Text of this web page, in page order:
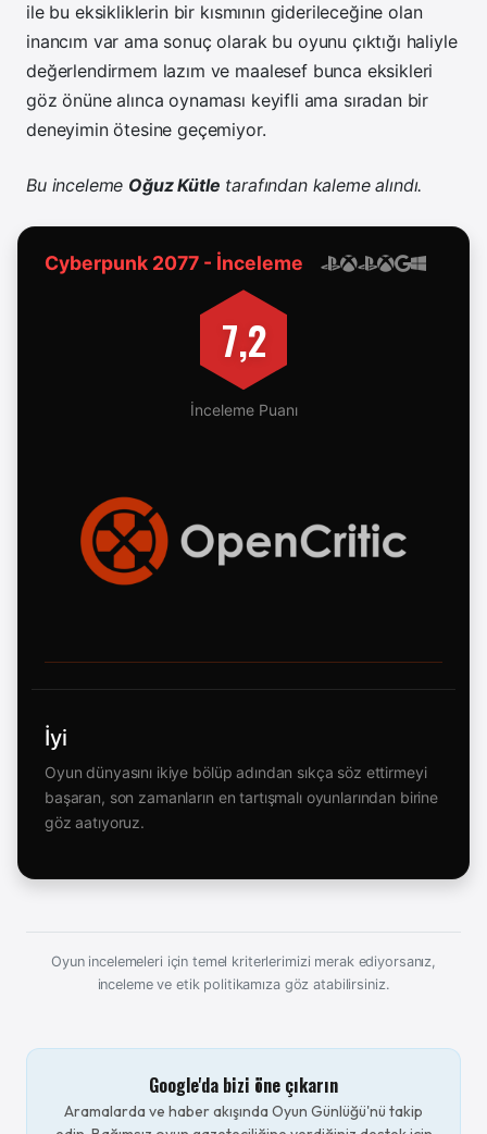
ile bu eksikliklerin bir kısmının giderileceğine olan
inancım var ama sonuç olarak bu oyunu çıktığı haliyle
değerlendirmem lazım ve maalesef bunca eksikleri
göz önüne alınca oynaması keyifli ama sıradan bir
deneyimin ötesine geçemiyor.
Bu inceleme Oğuz Kütle tarafından kaleme alındı.
Cyberpunk 2077 - İnceleme
7,2
İnceleme Puanı
İyi
Oyun dünyasını ikiye bölüp adından sıkça söz ettirmeyi
başaran, son zamanların en tartışmalı oyunlarından birine
göz aatıyoruz.
Oyun incelemeleri için temel kriterlerimizi merak ediyorsanız,
inceleme ve etik politikamıza göz atabilirsiniz.
Google'da bizi öne çıkarın
Aramalarda ve haber akışında Oyun Günlüğü'nü takip